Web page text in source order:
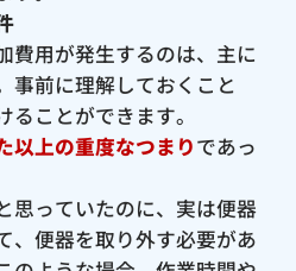
費用が発生するのは、主に
事前に理解しておくこと
ことができます。
以上の重度なつまりであっ
思っていたのに、実は便器
、便器を取り外す必要があ